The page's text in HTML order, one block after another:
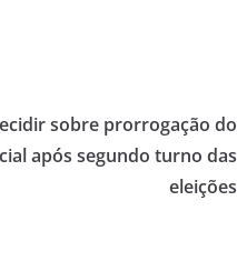
sobre prorrogação do
após segundo turno das
eleições